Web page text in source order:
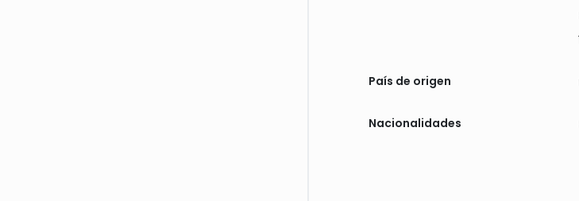
País de origen
Nacionalidades